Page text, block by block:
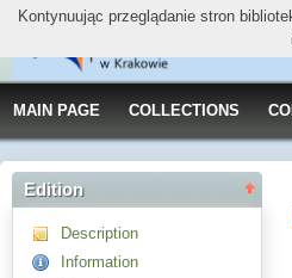
MAIN PAGE COLLECTIONS
Edition
Description
Information
Kontynuując przeglądanie stron